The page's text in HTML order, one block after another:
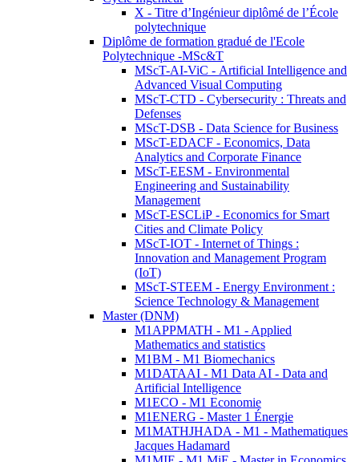
X - Titre d’Ingénieur diplômé de l’École
polytechnique
Diplôme de formation gradué de l'Ecole
Polytechnique -MSc&T
MScT-AI-ViC - Artificial Intelligence and
Advanced Visual Computing
MScT-CTD - Cybersecurity : Threats and
Defenses
MScT-DSB - Data Science for Business
MScT-EDACF - Economics, Data
Analytics and Corporate Finance
MScT-EESM - Environmental
Engineering and Sustainability
Management
MScT-ESCLiP - Economics for Smart
Cities and Climate Policy
MScT-IOT - Internet of Things :
Innovation and Management Program
(IoT)
MScT-STEEM - Energy Environment :
Science Technology & Management
Master (DNM)
M1APPMATH - M1 - Applied
Mathematics and statistics
M1BM - M1 Biomechanics
M1DATAAI - M1 Data AI - Data and
Artificial Intelligence
M1ECO - M1 Economie
M1ENERG - Master 1 Énergie
M1MATHJHADA - M1 - Mathematiques
Jacques Hadamard